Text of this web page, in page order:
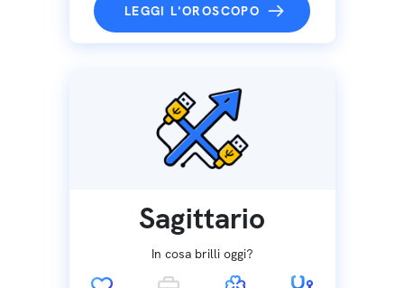
LEGGI L'OROSCOPO
Sagittario
In cosa brilli oggi?